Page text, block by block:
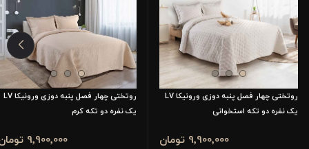
روتختی چهار فصل پنبه دوزی ورونیکا LV
یک نفره دو تکه استخوانی
9٬900٬000 تومان
روتختی چهار فصل پنبه دوزی ورونیکا LV
یک نفره دو تکه کرم
9٬900٬000 تومان